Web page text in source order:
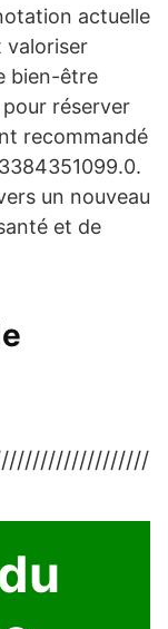
actuelle
valoriser
bien-être
réserver
recommandé
un nouveau
et de